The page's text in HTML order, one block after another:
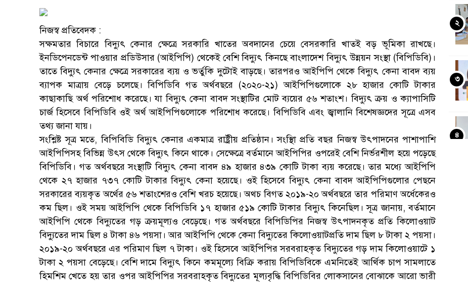
নিজস্ব প্রতিবেদক :
সক্ষমতার বিচারে বিদ্যুৎ কেনার ক্ষেত্রে সরকারি খাতের অবদানের চেয়ে বেসরকারি খাতই বড় ভূমিকা রাখছে।
ইনডিপেনডেন্ট পাওয়ার প্রডিউসার (আইপিপি) থেকেই বেশি বিদ্যুৎ কিনছে বাংলাদেশ বিদ্যুৎ উন্নয়ন সংস্থা (বিপিডিবি)।
তাতে বিদ্যুৎ কেনার ক্ষেত্রে সরকারের ব্যয় ও ভর্তুকি দুটোই বাড়ছে। তারপরও আইপিপি থেকে বিদ্যুৎ কেনা বাবদ ব্যয়
ব্যাপক মাত্রায় বেড়ে চলেছে। বিপিডিবি গত অর্থবছরে (২০২০-২১) আইপিপিগুলোকে ২৮ হাজার কোটি টাকার
কাছাকাছি অর্থ পরিশোধ করেছে। যা বিদ্যুৎ কেনা বাবদ সংস্থাটির মোট ব্যয়ের ৫৬ শতাংশ। বিদ্যুৎ ক্রয় ও ক্যাপাসিটি
চার্জ হিসেবে বিপিডিবি ওই অর্থ আইপিপিগুলোকে পরিশোধ করেছে। বিপিডিবি এবং জ্বালানি বিশেষজ্ঞদের সূত্রে এসব
তথ্য জানা যায়।
সংশ্লিষ্ট সূত্র মতে, বিপিবিডি বিদ্যুৎ কেনার একমাত্র রাষ্ট্রীয় প্রতিষ্ঠান। সংস্থাি প্রতি বছর নিজস্ব উৎপাদনের পাশাপাশি
আইপিপিসহ বিভিন্ন উৎস থেকে বিদ্যুৎ কিনে থাকে। সেক্ষেত্রে বর্তমানে আইপিপির ওপরেই বেশি নির্ভরশীল হয়ে পড়েছে
বিপিডিবি। গত অর্থবছরে সংস্থাটি বিদ্যুৎ কেনা বাবদ ৪৯ হাজার ৪৩৯ কোটি টাকা ব্যয় করেছে। তার মধ্যে আইপিপি
থেকে ২৭ হাজার ৭৩৭ কোটি টাকার বিদ্যুৎ কেনা হয়েছে। ওই হিসেবে বিদ্যুৎ কেনা বাবদ আইপিপিগুলোর পেছনে
সরকারের ব্যয়কৃত অর্থের ৫৬ শতাংশেরও বেশি খরচ হয়েছে। অথচ বিগত ২০১৯-২০ অর্থবছরে তার পরিমাণ অর্ধেকেরও
কম ছিল। ওই সময় আইপিপি থেকে বিপিডিবি ১৭ হাজার ৫১৯ কোটি টাকার বিদ্যুৎ কিনেছিল। সূত্র জানায়, বর্তমানে
আইপিপি থেকে বিদ্যুতের গড় ক্রয়মূল্যও বেড়েছে। গত অর্থবছরে বিপিডিপির নিজস্ব উৎপাদনকৃত প্রতি কিলোওয়াট
বিদ্যুতের দাম ছিল ৪ টাকা ৪৬ পয়সা। আর আইপিপি থেকে কেনা বিদ্যুতের কিলোওয়াটপ্রতি দাম ছিল ৮ টাকা ২ পয়সা।
২০১৯-২০ অর্থবছরে এর পরিমাণ ছিল ৭ টাকা। ওই হিসেবে আইপিপির সরবরাহকৃত বিদ্যুতের গড় দাম কিলোওয়াটে ১
টাকা ২ পয়সা বেড়েছে। বেশি দামে বিদ্যুৎ কিনে কমমূল্যে বিক্রি করায় বিপিডিবিকে এমনিতেই আর্থিক চাপ সামলাতে
হিমশিম খেতে হয় তার ওপর আইপিপির সরবরাহকৃত বিদ্যুতের মূল্যবৃদ্ধি বিপিডিবির লোকসানের বোঝাকে আরো ভারী
২
৩
৪